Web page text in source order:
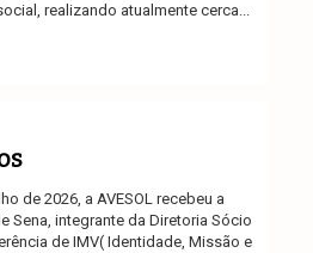
realizando atualmente cerca...
de 2026, a AVESOL recebeu a
Sena, integrante da Diretoria Sócio
de IMV( Identidade, Missão e